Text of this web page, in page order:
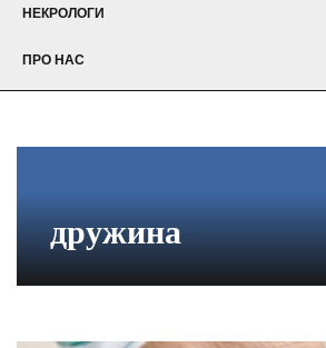
НЕКРОЛОГИ
ПРО НАС
дружина